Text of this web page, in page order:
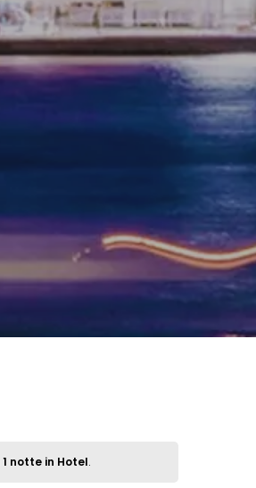
1 notte in Hotel.